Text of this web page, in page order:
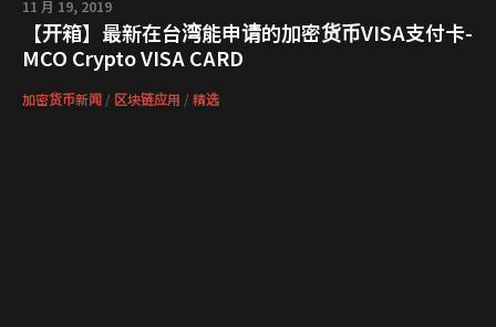
11 月 19, 2019
【开箱】最新在台湾能申请的加密货币VISA支付卡-
MCO Crypto VISA CARD
加密货币新闻 / 区块链应用 / 精选